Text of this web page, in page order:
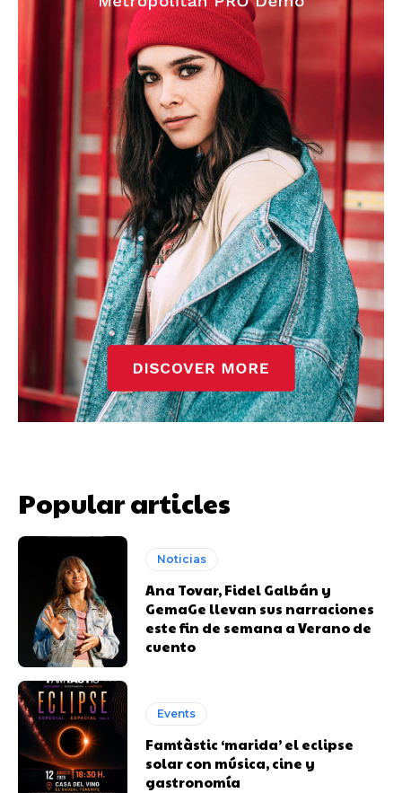
Popular articles
Noticias
Ana Tovar, Fidel Galbán y
GemaGe llevan sus narraciones
este fin de semana a Verano de
cuento
Events
Famtàstic ‘marida’ el eclipse
solar con música, cine y
gastronomía